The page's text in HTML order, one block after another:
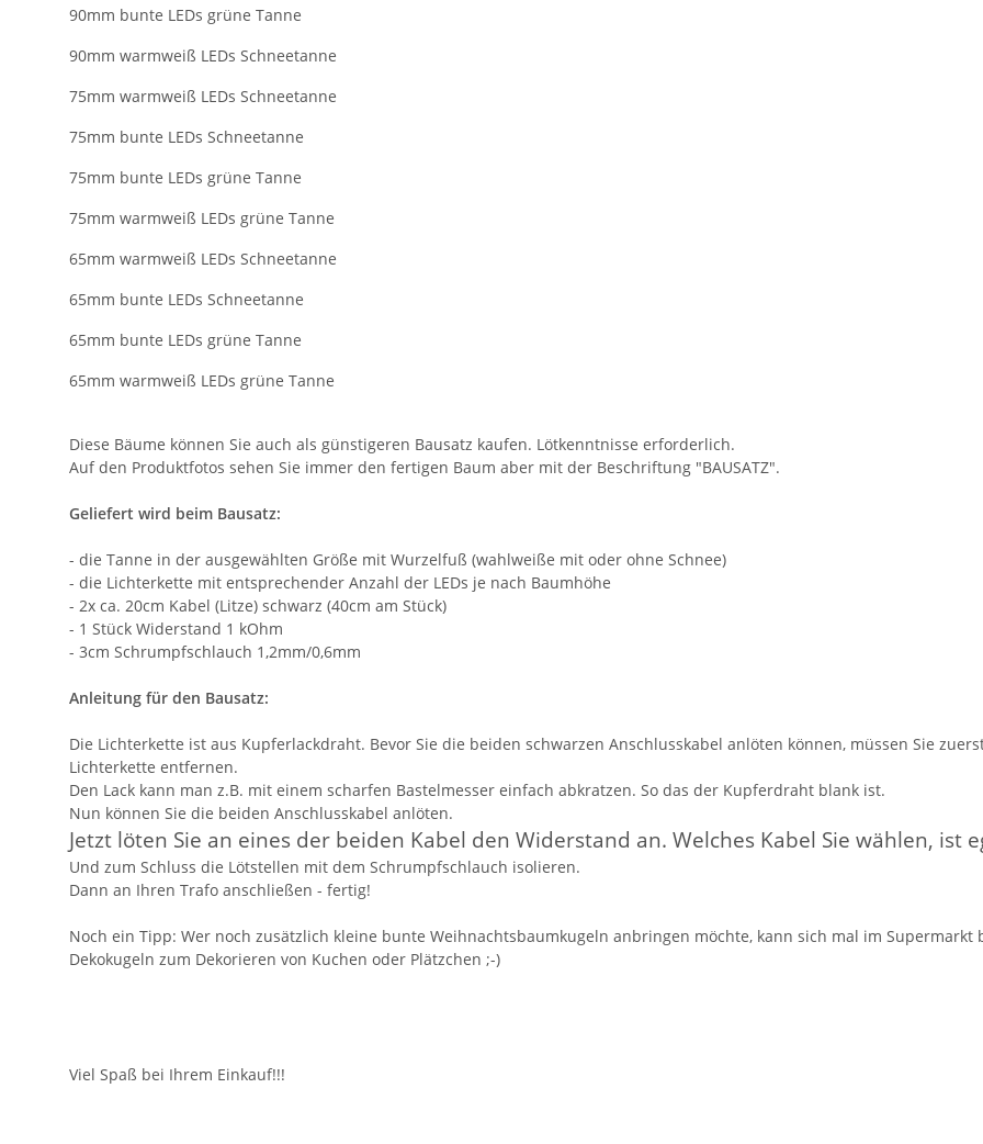
90mm bunte LEDs grüne Tanne
90mm warmweiß LEDs Schneetanne
75mm warmweiß LEDs Schneetanne
75mm bunte LEDs Schneetanne
75mm bunte LEDs grüne Tanne
75mm warmweiß LEDs grüne Tanne
65mm warmweiß LEDs Schneetanne
65mm bunte LEDs Schneetanne
65mm bunte LEDs grüne Tanne
65mm warmweiß LEDs grüne Tanne
Diese Bäume können Sie auch als günstigeren Bausatz kaufen. Lötkenntnisse erforderlich.
Auf den Produktfotos sehen Sie immer den fertigen Baum aber mit der Beschriftung "BAUSATZ".
Geliefert wird beim Bausatz:
- die Tanne in der ausgewählten Größe mit Wurzelfuß (wahlweiße mit oder ohne Schnee)
- die Lichterkette mit entsprechender Anzahl der LEDs je nach Baumhöhe
- 2x ca. 20cm Kabel (Litze) schwarz (40cm am Stück)
- 1 Stück Widerstand 1 kOhm
- 3cm Schrumpfschlauch 1,2mm/0,6mm
Anleitung für den Bausatz:
Die Lichterkette ist aus Kupferlackdraht. Bevor Sie die beiden schwarzen Anschlusskabel anlöten können, müssen Sie
Lichterkette entfernen.
Den Lack kann man z.B. mit einem scharfen Bastelmesser einfach abkratzen. So das der Kupferdraht blank ist.
Nun können Sie die beiden Anschlusskabel anlöten.
Jetzt löten Sie an eines der beiden Kabel den Widerstand an. Welches Kabel Sie wählen, ist
Und zum Schluss die Lötstellen mit dem Schrumpfschlauch isolieren.
Dann an Ihren Trafo anschließen - fertig!
Noch ein Tipp: Wer noch zusätzlich kleine bunte Weihnachtsbaumkugeln anbringen möchte, kann sich mal im
Dekokugeln zum Dekorieren von Kuchen oder Plätzchen ;-)
Viel Spaß bei Ihrem Einkauf!!!